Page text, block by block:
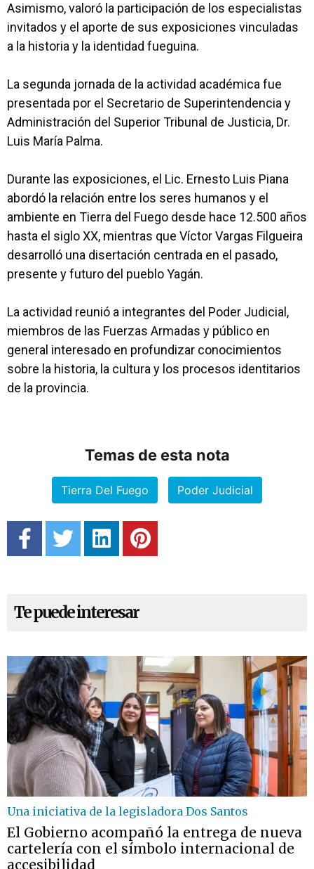
Asimismo, valoró la participación de los especialistas
invitados y el aporte de sus exposiciones vinculadas
a la historia y la identidad fueguina.
La segunda jornada de la actividad académica fue
presentada por el Secretario de Superintendencia y
Administración del Superior Tribunal de Justicia, Dr.
Luis María Palma.
Durante las exposiciones, el Lic. Ernesto Luis Piana
abordó la relación entre los seres humanos y el
ambiente en Tierra del Fuego desde hace 12.500 años
hasta el siglo XX, mientras que Víctor Vargas Filgueira
desarrolló una disertación centrada en el pasado,
presente y futuro del pueblo Yagán.
La actividad reunió a integrantes del Poder Judicial,
miembros de las Fuerzas Armadas y público en
general interesado en profundizar conocimientos
sobre la historia, la cultura y los procesos identitarios
de la provincia.
Temas de esta nota
Tierra Del Fuego Poder Judicial
Te puede interesar
Una iniciativa de la legisladora Dos Santos
El Gobierno acompañó la entrega de nueva
cartelería con el símbolo internacional de
accesibilidad